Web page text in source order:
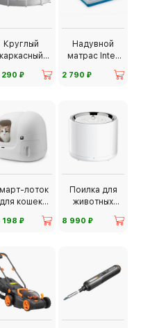
Круглый
каркасный
Intex
290 ⃏
Надувной
матрас Intex
2 790 ⃏
лоток
для кошек
Pura Max
198 ⃏
Поилка для
животных
Petkit PRO
8 990 ⃏